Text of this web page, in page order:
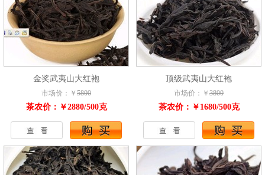
金奖武夷山大红袍
市场价：￥ 5800
茶农价：￥2880/500克
顶级武夷山大红袍
市场价：￥ 3800
茶农价：￥1680/500克